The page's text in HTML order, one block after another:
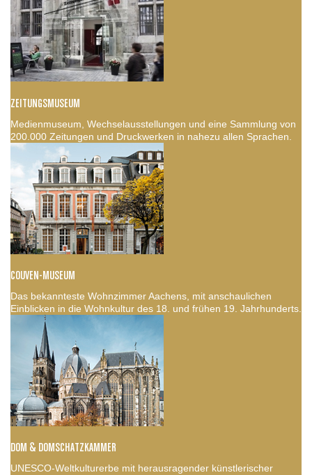
ZEITUNGSMUSEUM
Medienmuseum, Wechselausstellungen und eine Sammlung von
200.000 Zeitungen und Druckwerken in nahezu allen Sprachen.
COUVEN-MUSEUM
Das bekannteste Wohnzimmer Aachens, mit anschaulichen
Einblicken in die Wohnkultur des 18. und frühen 19. Jahrhunderts.
DOM & DOMSCHATZKAMMER
UNESCO-Weltkulturerbe mit herausragender künstlerischer